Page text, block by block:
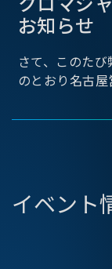
お知らせ
さて、このた
のとおり名古屋
イベント